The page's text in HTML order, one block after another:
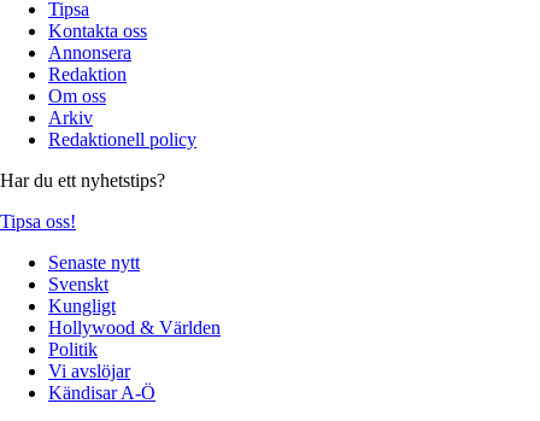
Tipsa
Kontakta oss
Annonsera
Redaktion
Om oss
Arkiv
Redaktionell policy
Har du ett nyhetstips?
Tipsa oss!
Senaste nytt
Svenskt
Kungligt
Hollywood & Världen
Politik
Vi avslöjar
Kändisar A-Ö